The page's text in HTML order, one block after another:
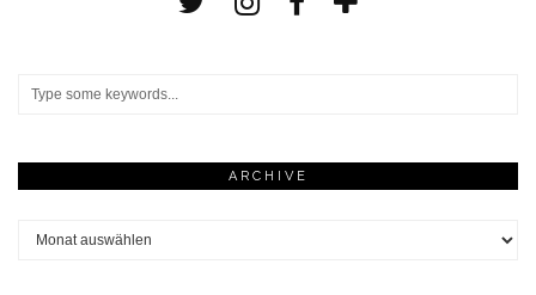
ARCHIVE